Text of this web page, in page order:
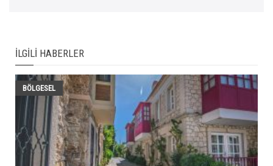
İLGILI HABERLER
BÖLGESEL